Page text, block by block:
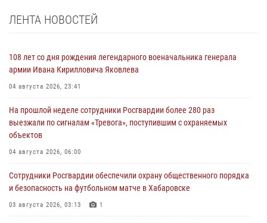
ЛЕНТА НОВОСТЕЙ
108 лет со дня рождения легендарного военачальника генерала
армии Ивана Кирилловича Яковлева
04 августа 2026, 23:41
На прошлой неделе сотрудники Росгвардии более 280 раз
выезжали по сигналам «Тревога», поступившим с охраняемых
объектов
04 августа 2026, 06:00
Сотрудники Росгвардии обеспечили охрану общественного порядка
и безопасность на футбольном матче в Хабаровске
03 августа 2026, 03:13 1